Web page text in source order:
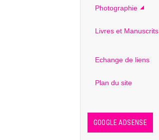
Photographie
Livres et Manuscrits
Echange de liens
Plan du site
GOOGLE ADSENSE